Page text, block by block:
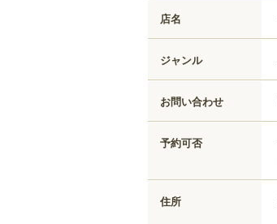
店名
ジャンル
お問い合わせ
予約可否
住所